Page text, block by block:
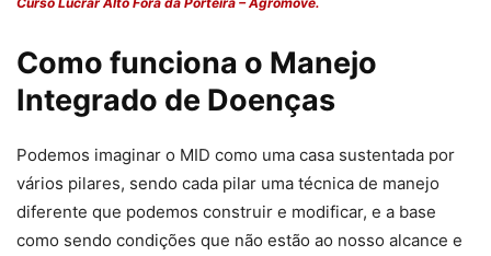
Como funciona o Manejo
Integrado de Doenças
Podemos imaginar o MID como uma casa sustentada por
vários pilares, sendo cada pilar uma técnica de manejo
diferente que podemos construir e modificar, e a base
como sendo condições que não estão ao nosso alcance e